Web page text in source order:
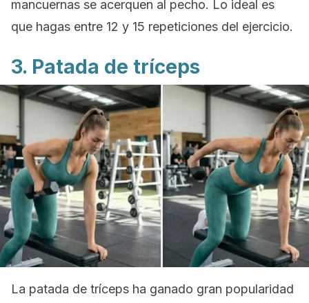
mancuernas se acerquen al pecho. Lo ideal es
que hagas entre 12 y 15 repeticiones del ejercicio.
3. Patada de tríceps
La patada de tríceps ha ganado gran popularidad